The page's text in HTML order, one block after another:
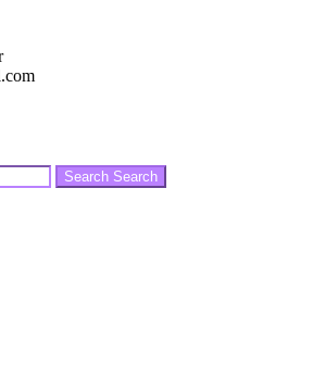
Search Search